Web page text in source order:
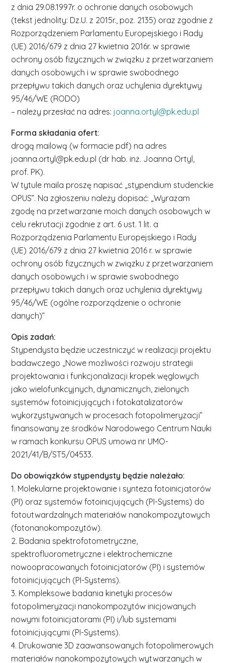
z dnia 29.08.1997r. o ochronie danych osobowych
(tekst jednolity: Dz.U. z 2015r., poz. 2135) oraz zgodnie z
Rozporządzeniem Parlamentu Europejskiego i Rady
(UE) 2016/679 z dnia 27 kwietnia 2016r. w sprawie
ochrony osób fizycznych w związku z przetwarzaniem
danych osobowych i w sprawie swobodnego
przepływu takich danych oraz uchylenia dyrektywy
95/46/WE (RODO)
– należy przesłać na adres: joanna.ortyl@pk.edu.pl
Forma składania ofert:
drogą mailową (w formacie pdf) na adres
joanna.ortyl@pk.edu.pl (dr hab. inż. Joanna Ortyl,
prof. PK).
W tytule maila proszę napisać „stypendium studenckie
OPUS”. Na zgłoszeniu należy dopisać: „Wyrażam
zgodę na przetwarzanie moich danych osobowych w
celu rekrutacji zgodnie z art. 6 ust. 1 lit. a
Rozporządzenia Parlamentu Europejskiego i Rady
(UE) 2016/679 z dnia 27 kwietnia 2016 r. w sprawie
ochrony osób fizycznych w związku z przetwarzaniem
danych osobowych i w sprawie swobodnego
przepływu takich danych oraz uchylenia dyrektywy
95/46/WE (ogólne rozporządzenie o ochronie
danych)”
Opis zadań:
Stypendysta będzie uczestniczyć w realizacji projektu
badawczego „Nowe możliwości rozwoju strategii
projektowania i funkcjonalizacji kropek węglowych
jako wielofunkcyjnych, dynamicznych, zielonych
systemów fotoinicjujących i fotokatalizatorów
wykorzystywanych w procesach fotopolimeryzacji”
finansowany ze środków Narodowego Centrum Nauki
w ramach konkursu OPUS umowa nr UMO-
2021/41/B/ST5/04533.
Do obowiązków stypendysty będzie należało:
1. Molekularne projektowanie i synteza fotoinicjatorów
(PI) oraz systemów fotoinicjujących (PI-Systems) do
fotoutwardzalnych materiałów nanokompozytowych
(fotonanokompozytów).
2. Badania spektrofotometryczne,
spektrofluorometryczne i elektrochemiczne
nowoopracowanych fotoinicjatorów (PI) i systemów
fotoinicjujących (PI-Systems).
3. Kompleksowe badania kinetyki procesów
fotopolimeryzacji nanokompozytów inicjowanych
nowymi fotoinicjatorami (PI) i/lub systemami
fotoinicjującymi (PI-Systems).
4. Drukowanie 3D zaawansowanych fotopolimerowych
materiałów nanokompozytowych wytwarzanych w